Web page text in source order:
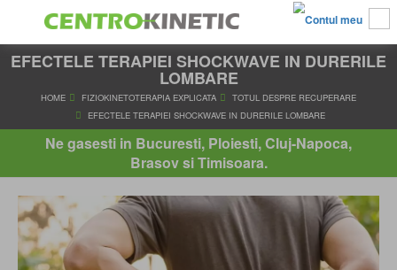
EFECTELE TERAPIEI SHOCKWAVE IN DURERILE
LOMBARE
HOME FIZIOKINETOTERAPIA EXPLICATA
TOTUL DESPRE
EFECTELE TERAPIEI SHOCKWAVE IN DURERILE
Ne gasesti in Bucuresti, Ploiesti, Cluj-Napoca,
Brasov si Timisoara.